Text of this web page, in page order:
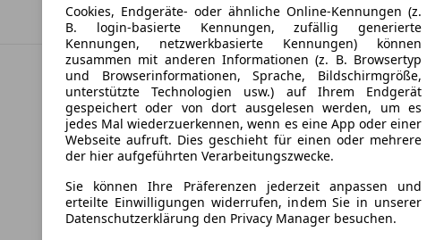
Zylinder
3
Cookies, Endgeräte- oder ähnliche Online-Kennungen (z.
B. login-basierte Kennungen, zufällig generierte
Kennungen, netzwerkbasierte Kennungen) können
zusammen mit anderen Informationen (z. B. Browsertyp
und Browserinformationen, Sprache, Bildschirmgröße,
unterstützte Technologien usw.) auf Ihrem Endgerät
gespeichert oder von dort ausgelesen werden, um es
jedes Mal wiederzuerkennen, wenn es eine App oder einer
Webseite aufruft. Dies geschieht für einen oder mehrere
der hier aufgeführten Verarbeitungszwecke.
Sie können Ihre Präferenzen jederzeit anpassen und
erteilte Einwilligungen widerrufen, indem Sie in unserer
Datenschutzerklärung den Privacy Manager besuchen.